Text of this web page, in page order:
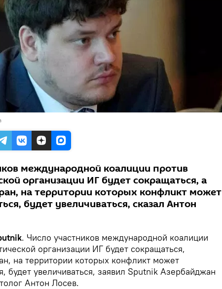
международной коалиции против
организации ИГ будет сокращаться, а
на территории которых конфликт может
будет увеличиваться, сказал Антон
. Число участников международной коалиции
организации ИГ будет сокращаться,
на территории которых конфликт может
будет увеличиваться, заявил Sputnik Азербайджан
Антон Лосев.